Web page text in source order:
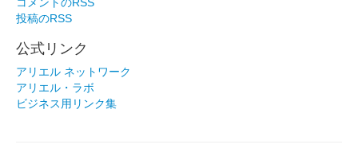
コメントのRSS
投稿のRSS
公式リンク
アリエル ネットワーク
アリエル・ラボ
ビジネス用リンク集